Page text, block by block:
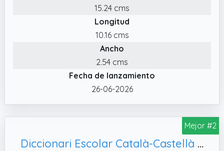
15.24 cms
Longitud
10.16 cms
Ancho
2.54 cms
Fecha de lanzamiento
26-06-2026
Mejor #2
Diccionari Escolar Català-Castellà / Castellano-Catalán (VOX - Lengua Catalana - Diccionarios Escolares)